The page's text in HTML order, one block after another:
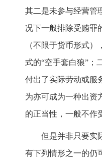
其二是未参与经营管
况下一般排除受贿罪
（不限于货币形式
式的“空手套白狼”；
付出了实际劳动或服
为亦可成为一种出资
的正当性，一般不作
但是并非只要实
有下列情形之一的仍